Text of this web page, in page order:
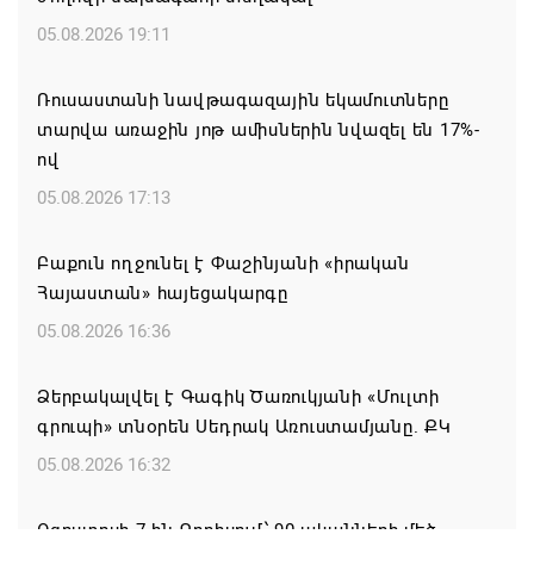
05.08.2026 19:11
Ռուսաստանի նավթագազային եկամուտները
տարվա առաջին յոթ ամիսներին նվազել են 17%-
ով
05.08.2026 17:13
Բաքուն ողջունել է Փաշինյանի «իրական
Հայաստան» հայեցակարգը
05.08.2026 16:36
Ձերբակալվել է Գագիկ Ծառուկյանի «Մուլտի
գրուպի» տնօրեն Սեդրակ Առուստամյանը. ՔԿ
05.08.2026 16:32
Օգոստոսի 7-ին Գորիսում՝ 90-ականների մեծ